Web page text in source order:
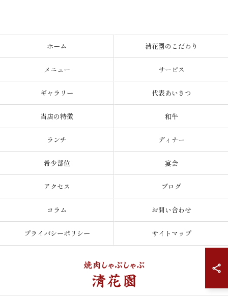
ホーム 清花園のこだわり
メニュー サービス
ギャラリー 代表あいさつ
当店の特徴 和牛
ランチ ディナー
希少部位 宴会
アクセス ブログ
コラム お問い合わせ
プライバシーポリシー サイトマップ